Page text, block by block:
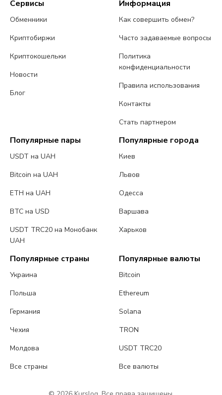
Сервисы
Обменники
Криптобиржи
Криптокошельки
Новости
Блог
Информация
Как совершить обмен?
Часто задаваемые вопросы
Политика
конфиденциальности
Правила использования
Контакты
Стать партнером
Популярные пары
USDT на UAH
Bitcoin на UAH
ETH на UAH
BTC на USD
USDT TRC20 на Монобанк
UAH
Популярные города
Киев
Львов
Одесса
Варшава
Харьков
Популярные страны
Украина
Польша
Германия
Чехия
Молдова
Все страны
Популярные валюты
Bitcoin
Ethereum
Solana
TRON
USDT TRC20
Все валюты